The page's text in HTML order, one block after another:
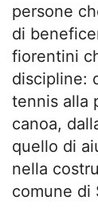
persone
di
fiorentini
discipline:
tennis alla
canoa,
quello di
nella
comune di